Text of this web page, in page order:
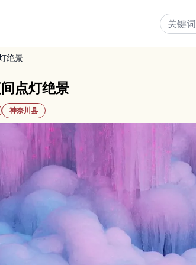
绝景
点灯绝景
神奈川县